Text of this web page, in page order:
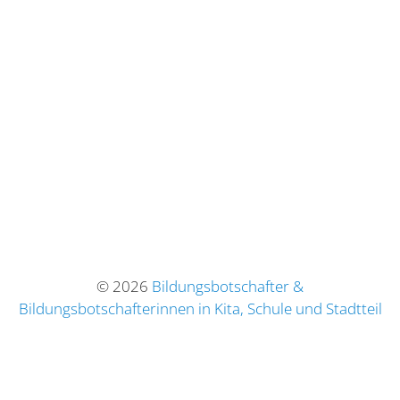
© 2026 Bildungsbotschafter &
Bildungsbotschafterinnen in Kita, Schule und Stadtteil